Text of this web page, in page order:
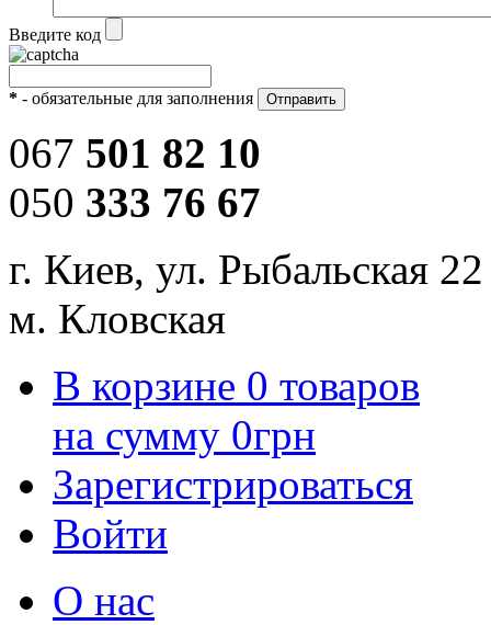
Введите код
* - обязательные для заполнения
067 501 82 10
050 333 76 67
г. Киев, ул. Рыбальская 22
м. Кловская
В корзине 0 товаров
на сумму 0грн
Зарегистрироваться
Войти
О нас